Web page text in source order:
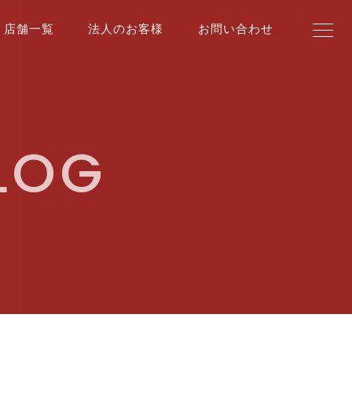
店舗一覧 法人のお客様 お問い合わせ